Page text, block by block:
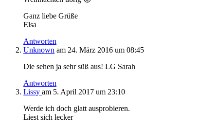
Ganz liebe Grüße
Elsa
Antworten
Unknown am 24. März 2016 um 08:45
Die sehen ja sehr süß aus! LG Sarah
Antworten
Lissy am 5. April 2017 um 23:10
Werde ich doch glatt ausprobieren.
Liest sich lecker